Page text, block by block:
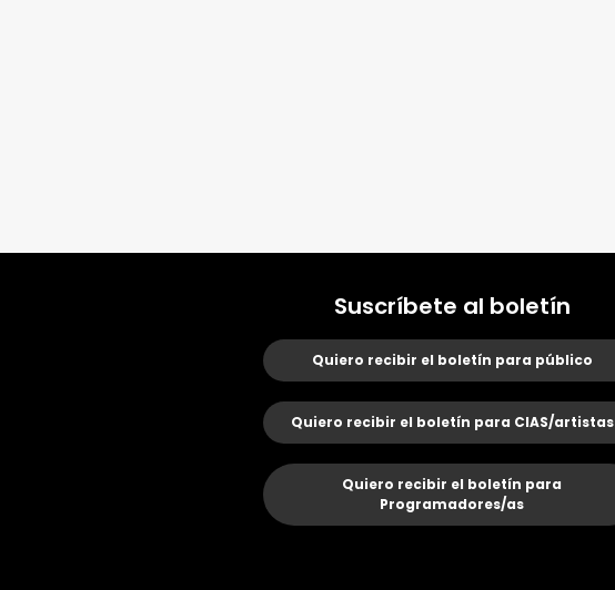
Suscríbete al boletín
Quiero recibir el boletín para público
Quiero recibir el boletín para CIAS/artistas
Quiero recibir el boletín para
Programadores/as